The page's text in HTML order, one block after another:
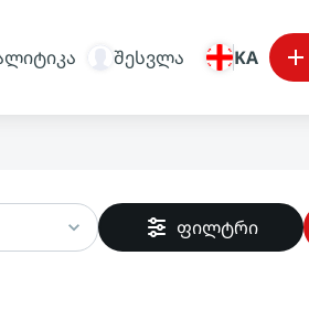
შესვლა KA
ფილტრი